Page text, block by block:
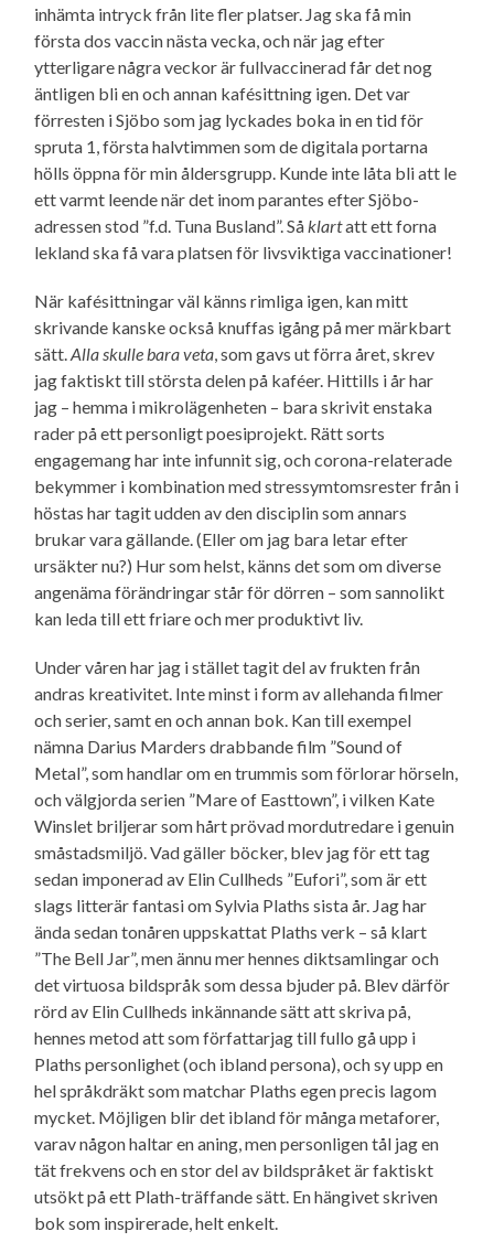
inhämta intryck från lite fler platser. Jag ska få min
första dos vaccin nästa vecka, och när jag efter
ytterligare några veckor är fullvaccinerad får det nog
äntligen bli en och annan kafésittning igen. Det var
förresten i Sjöbo som jag lyckades boka in en tid för
spruta 1, första halvtimmen som de digitala portarna
hölls öppna för min ålders­grupp. Kunde inte låta bli att le
ett varmt leende när det inom parantes efter Sjöbo-
adressen stod ”f.d. Tuna Busland”. Såklartatt ett forna
lekland ska få vara platsen för livsviktiga vaccinationer!
När kafésittningar väl känns rimliga igen, kan mitt
skrivande kanske också knuffas igång på mer märkbart
sätt.Alla skulle bara veta, som gavs ut förra året, skrev
jag faktiskt till största delen på kaféer. Hittills i år har
jag – hemma i mikrolägenheten – bara skrivit enstaka
rader på ett personligt poesiprojekt. Rätt sorts
engagemang har inte infunnit sig, och corona-relaterade
bekymmer i kombination med stressymtoms­rester från i
höstas har tagit udden av den disciplin som annars
brukar vara gällande. (Eller om jag bara letar efter
ursäkter nu?) Hur som helst, känns det som om diverse
angenäma förändringar står för dörren – som sannolikt
kan leda till ett friare och mer produktivt liv.
Under våren har jag i stället tagit del av frukten från
andras kreativitet. Inte minst i form av allehanda filmer
och serier, samt en och annan bok. Kan till exempel
nämna Darius Marders drabbande film ”Sound of
Metal”, som handlar om en trummis som förlorar hörseln,
och välgjorda serien ”Mare of Easttown”, i vilken Kate
Winslet briljerar som hårt prövad mordutredare i genuin
småstads­miljö. Vad gäller böcker, blev jag för ett tag
sedan imponerad av Elin Cullheds ”Eufori”, som är ett
slags litterär fantasi om Sylvia Plaths sista år. Jag har
ända sedan tonåren uppskattat Plaths verk – så klart
”The Bell Jar”, men ännu mer hennes dikt­samlingar och
det virtuosa bildspråk som dessa bjuder på. Blev därför
rörd av Elin Cullheds inkännande sätt att skriva på,
hennes metod att som författarjag till fullo gå upp i
Plaths personlighet (och ibland persona), och sy upp en
hel språkdräkt som matchar Plaths egen precis lagom
mycket. Möjligen blir det ibland för många metaforer,
varav någon haltar en aning, men personligen tål jag en
tät frekvens och en stor del av bildspråket är faktiskt
utsökt på ett Plath-träffande sätt. En hängivet skriven
bok som inspirerade, helt enkelt.